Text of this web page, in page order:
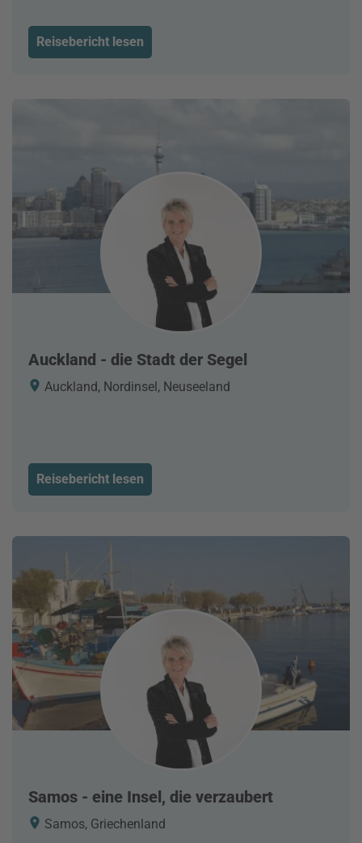
Reisebericht lesen
Auckland - die Stadt der Segel
Auckland, Nordinsel, Neuseeland
Reisebericht lesen
Samos - eine Insel, die verzaubert
Samos, Griechenland